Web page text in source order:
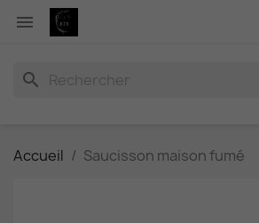

search
Accueil Saucisson maison fumé